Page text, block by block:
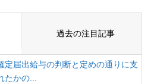
過去の注目記事
定届出給与の判断と定めの通りに支
たかの...